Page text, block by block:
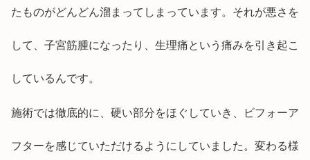
たものがどんどん溜まってしまっています。それが悪さを
して、子宮筋腫になったり、生理痛という痛みを引き起こ
しているんです。
施術では徹底的に、硬い部分をほぐしていき、ビフォーア
フターを感じていただけるようにしていました。変わる様